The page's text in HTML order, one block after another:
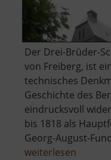
Der Drei-Brüder-
von Freiberg, ist
technisches
Geschichte des
eindrucksvoll
bis 1818 als
Georg-August-
weiterlesen